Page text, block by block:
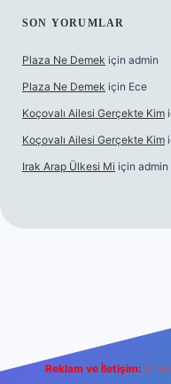
SON YORUMLAR
Plaza Ne Demek için admin
Plaza Ne Demek için Ece
Koçovalı Ailesi Gerçekte Kim
Koçovalı Ailesi Gerçekte Kim
Irak Arap Ülkesi Mi için admin
Reklam ve İletişim: E-